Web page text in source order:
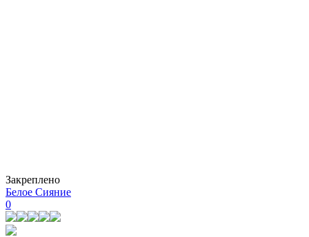
Закреплено
Белое Сияние
0